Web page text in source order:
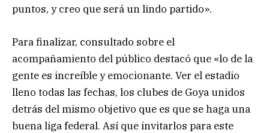
puntos, y creo que será un lindo partido».
Para finalizar, consultado sobre el
acompañamiento del público destacó que «lo de la
gente es increíble y emocionante. Ver el estadio
lleno todas las fechas, los clubes de Goya unidos
detrás del mismo objetivo que es que se haga una
buena liga federal. Así que invitarlos para este